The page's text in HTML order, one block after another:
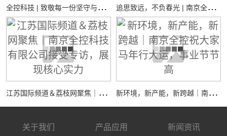
全
控科技 | 致敬每一份坚守与热爱 追
思致远，不负春光 | 南京全控祝您：清明安康
江
苏国际频道＆荔枝网聚焦｜南京全控科技有限公司接受专访，展现核心实力 新
环境，新产能，新跨越｜南京全控祝大家马年行大运，事业节节高
关于我们 产品应用 新闻资讯